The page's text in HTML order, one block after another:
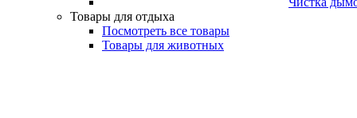
Товары для отдыха
Посмотреть все товары
Товары для животных